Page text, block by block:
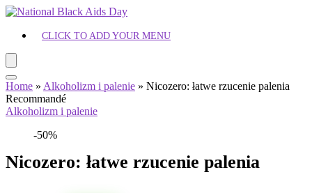
CLICK TO ADD YOUR MENU
Home » Alkoholizm i palenie » Nicozero: łatwe rzucenie palenia
Recommandé
Alkoholizm i palenie
-50%
Nicozero: łatwe rzucenie palenia